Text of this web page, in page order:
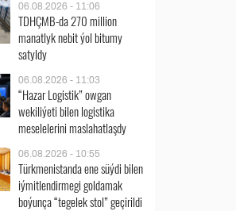
06.08.2026 - 11:06
TDHÇMB-da 270 million
manatlyk nebit ýol bitumy
satyldy
06.08.2026 - 11:03
“Hazar Logistik” owgan
wekiliýeti bilen logistika
meselelerini maslahatlaşdy
06.08.2026 - 10:55
Türkmenistanda ene süýdi bilen
iýmitlendirmegi goldamak
boýunça “tegelek stol” geçirildi